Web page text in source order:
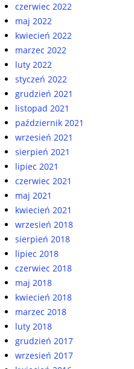
czerwiec 2022
maj 2022
kwiecień 2022
marzec 2022
luty 2022
styczeń 2022
grudzień 2021
listopad 2021
październik 2021
wrzesień 2021
sierpień 2021
lipiec 2021
czerwiec 2021
maj 2021
kwiecień 2021
wrzesień 2018
sierpień 2018
lipiec 2018
czerwiec 2018
maj 2018
kwiecień 2018
marzec 2018
luty 2018
grudzień 2017
wrzesień 2017